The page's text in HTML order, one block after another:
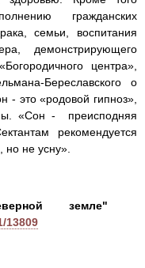
гражданских
семьи, воспитания
демонстрирующего
центра»,
Береславского о
- это «родовой гипноз»,
«Сон - преисподняя
рекомендуется
но не усну».
земле"
13809